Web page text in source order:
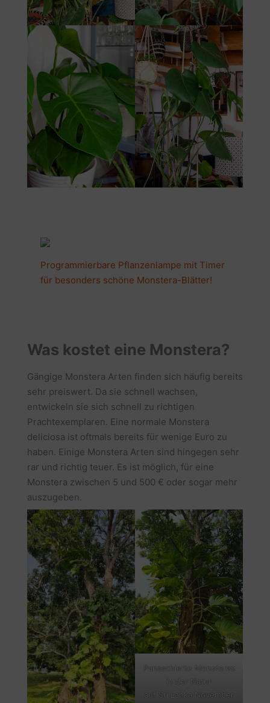
Programmierbare Pflanzenlampe mit Timer
für besonders schöne Monstera-Blätter!
Was kostet eine Monstera?
Gängige Monstera Arten finden sich häufig bereits
sehr preiswert. Da sie schnell wachsen,
entwickeln sie sich schnell zu richtigen
Prachtexemplaren. Eine normale Monstera
deliciosa ist oftmals bereits für wenige Euro zu
haben. Einige Monstera Arten sind hingegen sehr
rar und richtig teuer. Es ist möglich, für eine
Monstera zwischen 5 und 500 € oder sogar mehr
auszugeben.
Panaschierte Monsteras
in der Natur
auf Sri Lanka November